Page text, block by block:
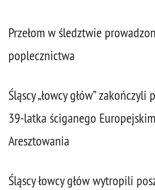
Przełom w śledztwie
poplecznictwa
Śląscy „łowcy głów”
39-latka ściganego
Aresztowania
Śląscy łowcy głów wytropili